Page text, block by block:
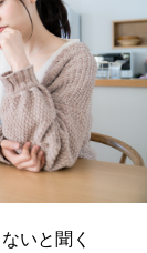
いと聞く